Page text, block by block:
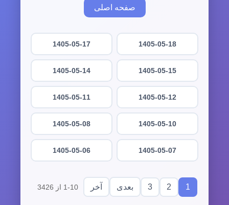
صفحه اصلی
1405-05-18
1405-05-17
1405-05-15
1405-05-14
1405-05-12
1405-05-11
1405-05-10
1405-05-08
1405-05-07
1405-05-06
1
2
3 بعدی آخر 1-10 از 3426